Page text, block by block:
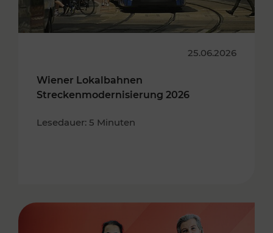
25.06.2026
Wiener Lokalbahnen
Streckenmodernisierung 2026
Lesedauer: 5 Minuten